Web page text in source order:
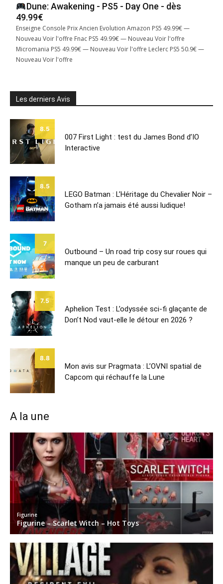
Dune: Awakening - PS5 - Day One - dès
49.99€
Enseigne Console Prix Ancien Evolution Amazon PS5 49.99€ —
Nouveau Voir l'offre Fnac PS5 49.99€ — Nouveau Voir l'offre
Micromania PS5 49.99€ — Nouveau Voir l'offre Leclerc PS5 50.9€ —
Nouveau Voir l'offre
Les derniers Avis
8.5
007 First Light : test du James Bond d’IO
Interactive
8.5
LEGO Batman : L’Héritage du Chevalier Noir –
Gotham n’a jamais été aussi ludique!
7
Outbound – Un road trip cosy sur roues qui
manque un peu de carburant
7.5
Aphelion Test : L’odyssée sci-fi glaçante de
Don’t Nod vaut-elle le détour en 2026 ?
8.8
Mon avis sur Pragmata : L’OVNI spatial de
Capcom qui réchauffe la Lune
A la une